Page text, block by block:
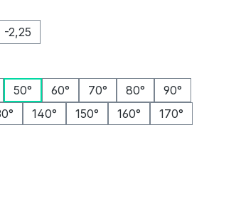
-2,25
50° 60° 70° 80°
90°
140° 150° 160°
170°